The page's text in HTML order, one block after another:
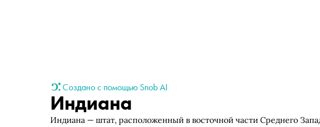
Создано с помощью Snob AI
Индиана
Индиана — штат, расположенный в восточной части Среднего